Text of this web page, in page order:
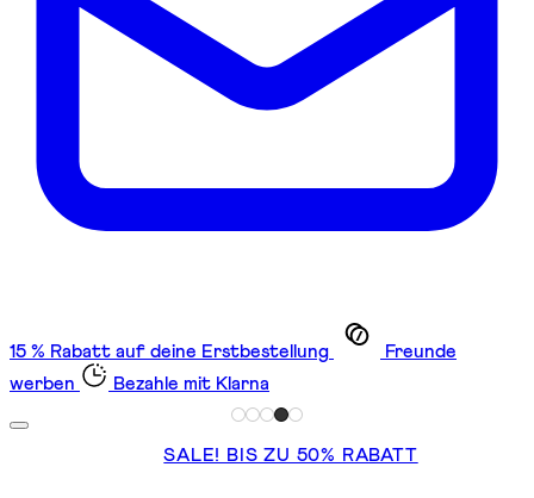
15 % Rabatt auf deine Erstbestellung
Freunde
werben
Bezahle mit Klarna
SALE! BIS ZU 50% RABATT